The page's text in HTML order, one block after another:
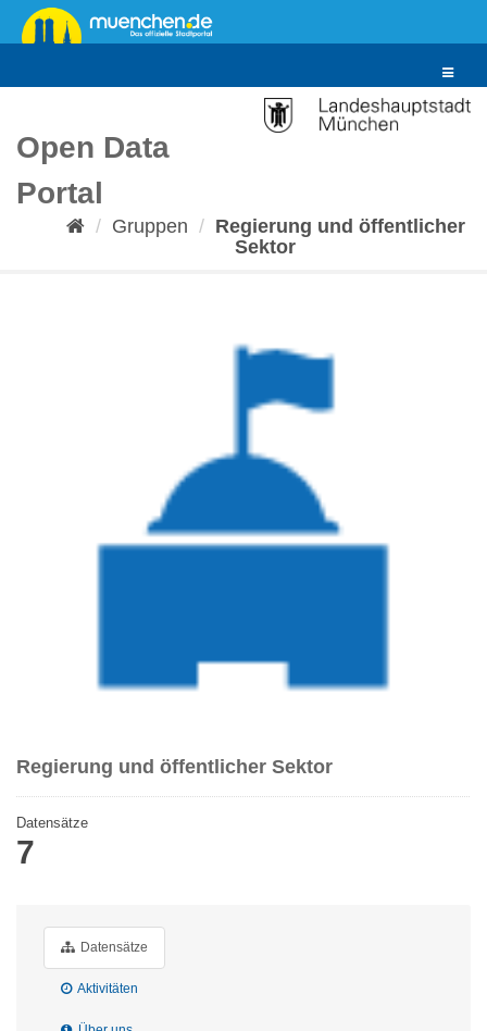
Überspringen
zum
Toggle
Open Data
Portal
Gruppen
Regierung und öffentlicher
Sektor
Regierung und öffentlicher Sektor
Datensätze
7
Datensätze
Aktivitäten